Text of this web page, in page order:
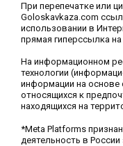
При перепечатке или
Goloskavkaza.com
использовании в
прямая гиперссылка
На информационном
технологии
информации на основе
относящихся к
находящихся на
*Meta Platforms
деятельность в